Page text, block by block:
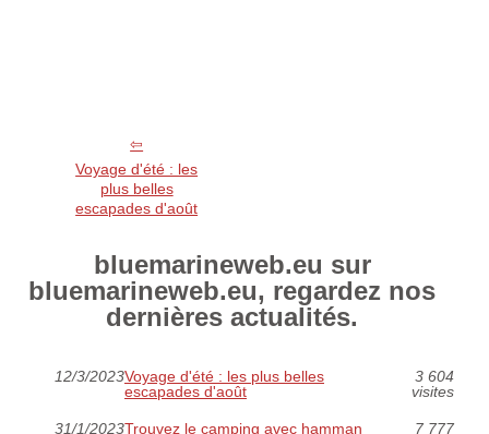
Voyage d'été : les
plus belles
escapades d'août
bluemarineweb.eu sur
bluemarineweb.eu, regardez nos
dernières actualités.
12/3/2023Voyage d'été : les plus belles
escapades d'août
3 604
visites
31/1/2023Trouvez le camping avec hamman
7 777